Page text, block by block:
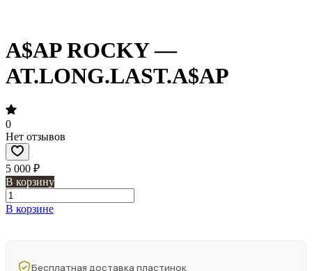
A$AP ROCKY —
AT.LONG.LAST.A$AP
0
Нет отзывов
5 000 ₽
В корзину
В корзине
Бесплатная доставка пластинок